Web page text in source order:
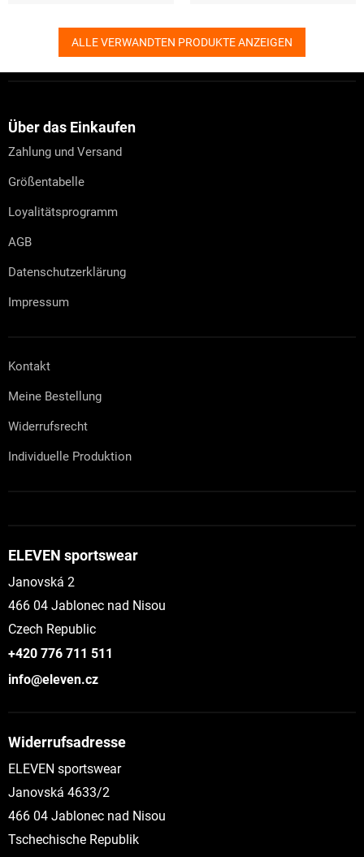
ALLE VERWANDTEN PRODUKTE ANZEIGEN
Über das Einkaufen
Zahlung und Versand
Größentabelle
Loyalitätsprogramm
AGB
Datenschutzerklärung
Impressum
Kontakt
Meine Bestellung
Widerrufsrecht
Individuelle Produktion
ELEVEN sportswear
Janovská 2
466 04 Jablonec nad Nisou
Czech Republic
+420 776 711 511
info@eleven.cz
Widerrufsadresse
ELEVEN sportswear
Janovská 4633/2
466 04 Jablonec nad Nisou
Tschechische Republik